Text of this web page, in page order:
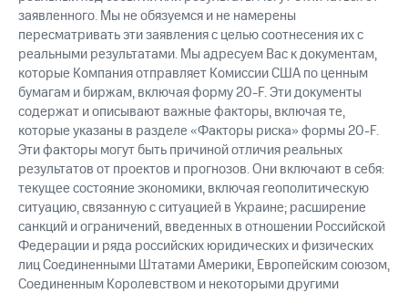
заявленного. Мы не обязуемся и не намерены
пересматривать эти заявления с целью соотнесения их с
реальными результатами. Мы адресуем Вас к документам,
которые Компания отправляет Комиссии США по ценным
бумагам и биржам, включая форму 20-F. Эти документы
содержат и описывают важные факторы, включая те,
которые указаны в разделе «Факторы риска» формы 20-F.
Эти факторы могут быть причиной отличия реальных
результатов от проектов и прогнозов. Они включают в себя:
текущее состояние экономики, включая геополитическую
ситуацию, связанную с ситуацией в Украине; расширение
санкций и ограничений, введенных в отношении Российской
Федерации и ряда российских юридических и физических
лиц Соединенными Штатами Америки, Европейским союзом,
Соединенным Королевством и некоторыми другими